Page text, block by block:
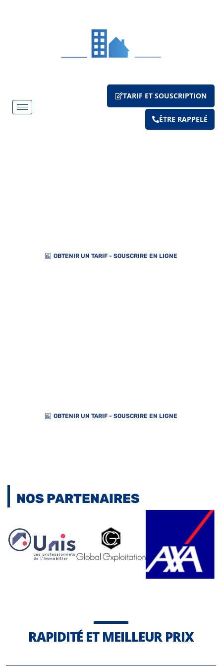
TARIF ET SOUSCRIPTION
ÊTRE RAPPELÉ
OBTENIR UN TARIF - SOUSCRIRE EN LIGNE
OBTENIR UN TARIF - SOUSCRIRE EN LIGNE
NOS PARTENAIRES
RAPIDITÉ ET MEILLEUR PRIX